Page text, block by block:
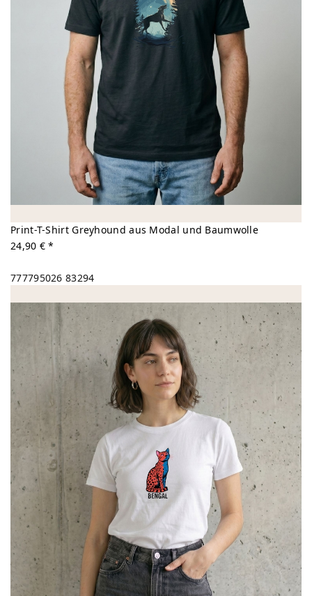
Print-T-Shirt Greyhound aus Modal und Baumwolle
24,90 € *
777795026 83294